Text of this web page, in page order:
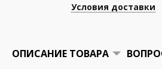
Условия доставки
ОПИСАНИЕ ТОВАРА